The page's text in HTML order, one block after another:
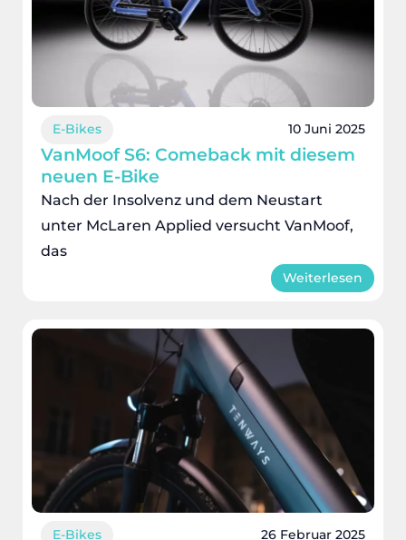
E-Bikes 10 Juni 2025
VanMoof S6: Comeback mit diesem
neuen E-Bike
Nach der Insolvenz und dem Neustart
unter McLaren Applied versucht VanMoof,
das
Weiterlesen
E-Bikes 26 Februar 2025